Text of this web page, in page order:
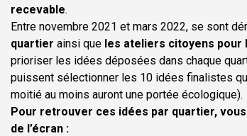
recevable.
Entre novembre 2021 et mars 2022, se sont
quartier ainsi que les ateliers citoyens pour
prioriser les idées déposées dans chaque
puissent sélectionner les 10 idées finalistes
moitié au moins auront une portée écologique).
Pour retrouver ces idées par quartier,
de l’écran :